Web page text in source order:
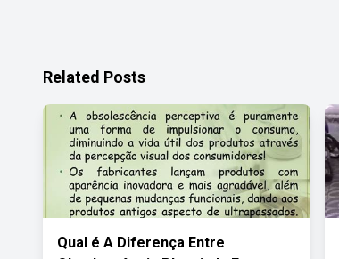
Related Posts
Qual é A Diferença Entre